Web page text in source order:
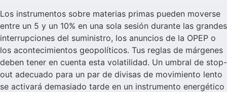
Los instrumentos sobre materias primas pueden moverse
entre un 5 y un 10% en una sola sesión durante las grandes
interrupciones del suministro, los anuncios de la OPEP o
los acontecimientos geopolíticos. Tus reglas de márgenes
deben tener en cuenta esta volatilidad. Un umbral de stop-
out adecuado para un par de divisas de movimiento lento
se activará demasiado tarde en un instrumento energético